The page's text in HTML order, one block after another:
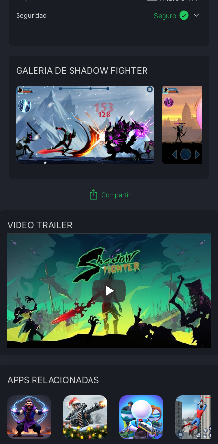
Seguridad Seguro check_circle expand_more
GALERIA DE SHADOW FIGHTER
ios_share Compartir
VIDEO TRAILER
APPS RELACIONADAS